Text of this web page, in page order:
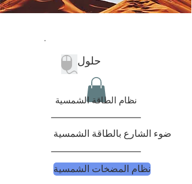
حلول
نظام الطاقة الشمسية
ضوء الشارع بالطاقة الشمسية
نظام المضخات الشمسية